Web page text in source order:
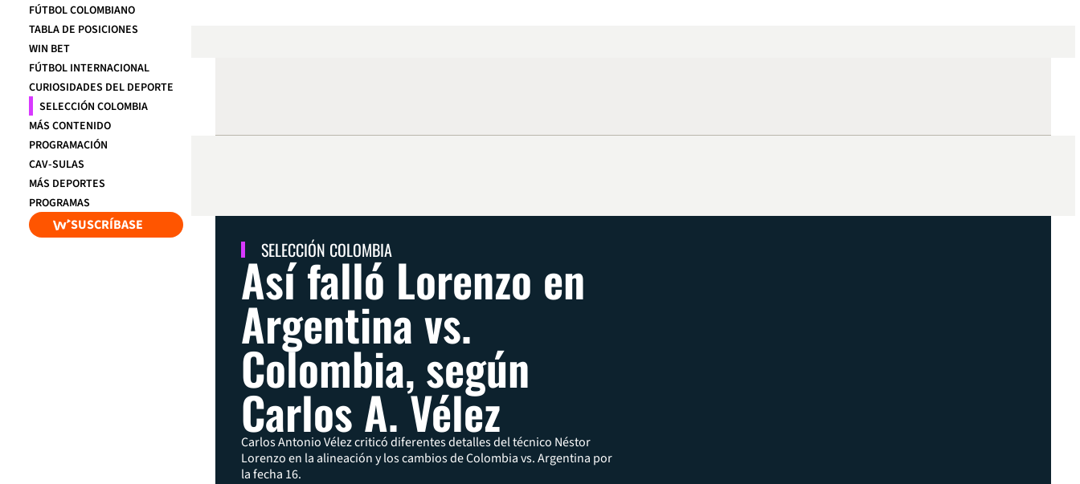
FÚTBOL COLOMBIANO
TABLA DE POSICIONES
WIN BET
FÚTBOL INTERNACIONAL
CURIOSIDADES DEL DEPORTE
SELECCIÓN COLOMBIA
MÁS CONTENIDO
PROGRAMACIÓN
CAV-SULAS
MÁS DEPORTES
PROGRAMAS
SUSCRÍBASE
SELECCIÓN COLOMBIA
Así falló Lorenzo en
Argentina vs.
Colombia, según
Carlos A. Vélez
Carlos Antonio Vélez criticó diferentes detalles del técnico Néstor
Lorenzo en la alineación y los cambios de Colombia vs. Argentina por
la fecha 16.